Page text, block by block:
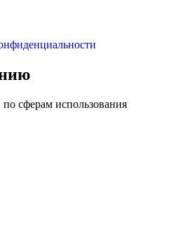
сферам использования